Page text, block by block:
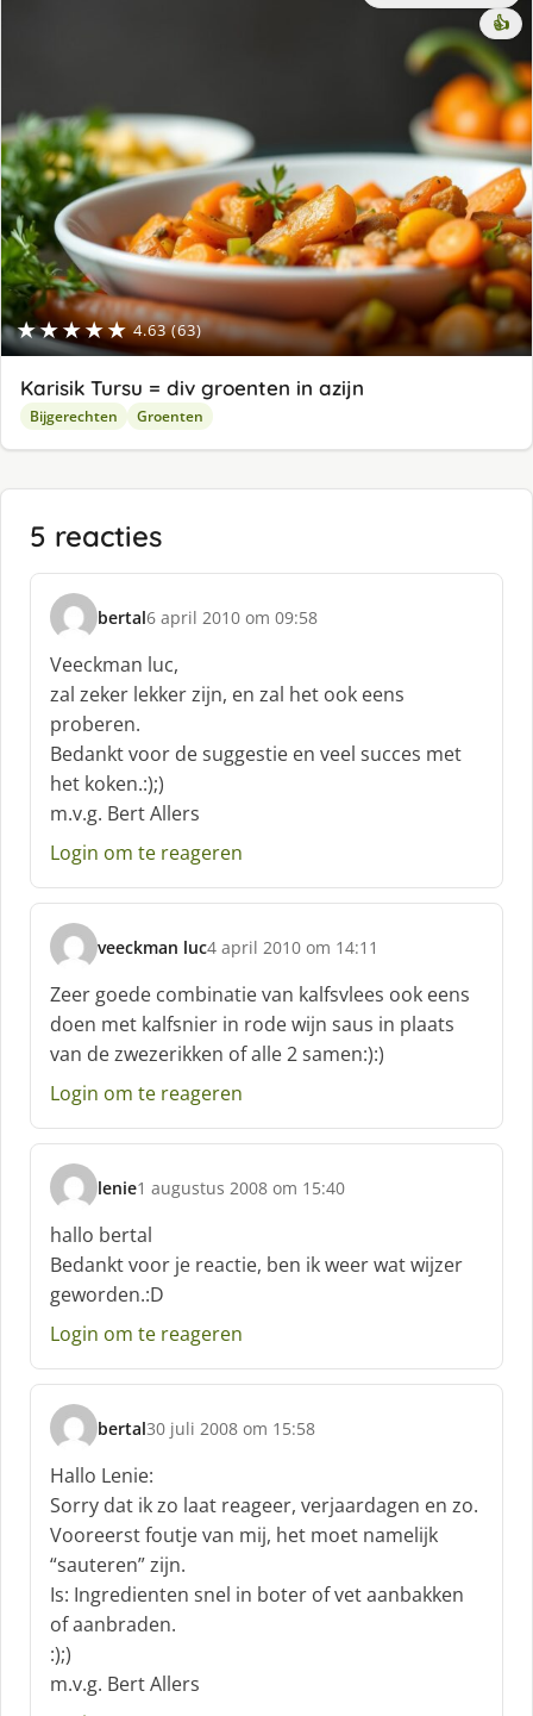
★★★★★ 4.63 (63)
👍
Karisik Tursu = div groenten in azijn
Bijgerechten Groenten
5 reacties
bertal
s
c
h
r
e
e
f
6 april 2010 om 09:58
Veeckman luc,
zal zeker lekker zijn, en zal het ook eens
proberen.
Bedankt voor de suggestie en veel succes met
het koken.:);)
m.v.g. Bert Allers
Login om te reageren
veeckman luc
s
c
h
r
e
e
:
4 april 2010 om 14:11
Zeer goede combinatie van kalfsvlees ook eens
doen met kalfsnier in rode wijn saus in plaats
van de zwezerikken of alle 2 samen:):)
Login om te reageren
lenie
s
c
h
r
e
e
:
1 augustus 2008 om 15:40
hallo bertal
Bedankt voor je reactie, ben ik weer wat wijzer
geworden.:D
Login om te reageren
bertal
s
c
h
r
e
e
f
30 juli 2008 om 15:58
Hallo Lenie:
Sorry dat ik zo laat reageer, verjaardagen en zo.
Vooreerst foutje van mij, het moet namelijk
“sauteren” zijn.
Is: Ingredienten snel in boter of vet aanbakken
of aanbraden.
:);)
m.v.g. Bert Allers